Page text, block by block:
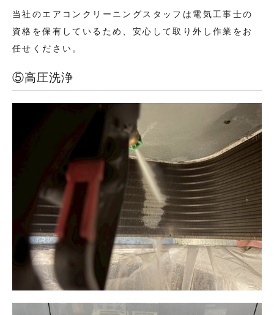
当社のエアコンクリーニングスタッフは電気工事士の
資格を保有しているため、安心して取り外し作業をお
任せください。
⑤高圧洗浄